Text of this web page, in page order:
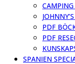
PDF
PDF
SPANIEN